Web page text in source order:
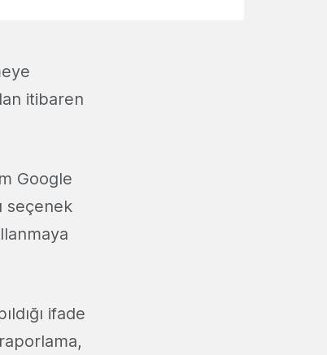
itibaren
Google
seçenek
ifade